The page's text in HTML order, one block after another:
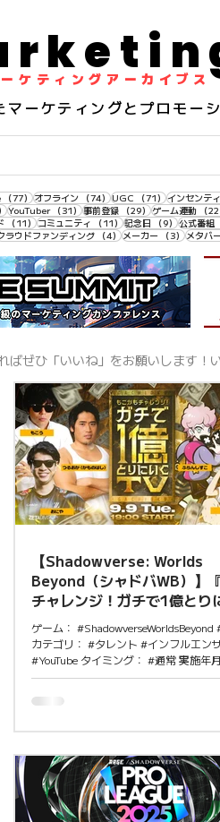
ケティングアーカイブス
マーケティングとプロモー
事（77）77件の記事
オフライン （74）74件の記事
UGC （71）71件の記事
インセンテ
31件の記事
YouTuber （31）31件の記事
事前登録 （29）29件の記事
ゲーム連動 （
（11）11件の記事
コミュニティ （11）11件の記事
記念日 （9）9件の記事
公式番組
の記事
ラウドファンディング （4）4件の記事
メーカー （3）3件の記
メタバ
【Shadowverse: Worlds
Beyond（シャドバWB）】『
チャレンジ！ガチで1億とり
TV』配信決定✨
ゲーム： #ShadowverseWorldsBeyond
カテゴリ： #タレント #インフルエン
#YouTube タイミング： #通常 実施年
#3月 概要 「Shadowverse World
のガチ勢ゲストが多数出演（もこう、
をあげ、人気配信者の出演でライト層
視聴体験をエンタメ化。競技シーンを
げる狙いが見える。
ばぜひ「いいね」をお願いします！